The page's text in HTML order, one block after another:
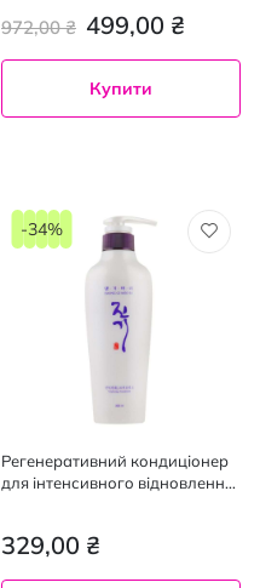
499,00 ₴
972,00 ₴
Купити
Регенеративний кондиціонер
для інтенсивного відновлення
329,00 ₴
-34%